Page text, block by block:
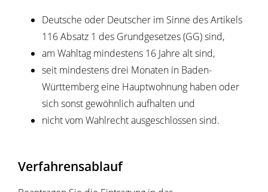
Deutsche oder Deutscher im Sinne des Artikels
116 Absatz 1 des Grundgesetzes (GG) sind,
am Wahltag mindestens 16 Jahre alt sind,
seit mindestens drei Monaten in Baden-
Württemberg eine Hauptwohnung haben oder
sich sonst gewöhnlich aufhalten und
nicht vom Wahlrecht ausgeschlossen sind.
Verfahrensablauf